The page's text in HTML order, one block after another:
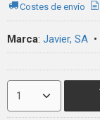
Costes de envío
Marca: Javier, SA •